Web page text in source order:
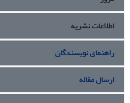
اطلاعات نشریه
راهنمای نویسندگان
ارسال مقاله